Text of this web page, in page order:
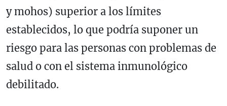
y mohos) superior a los límites
establecidos, lo que podría suponer un
riesgo para las personas con problemas de
salud o con el sistema inmunológico
debilitado.